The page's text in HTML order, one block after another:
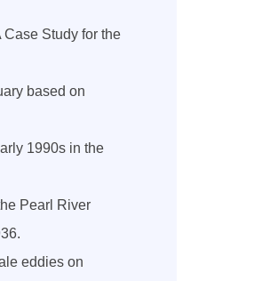
Study for the
based on
1990s in the
Pearl River
eddies on